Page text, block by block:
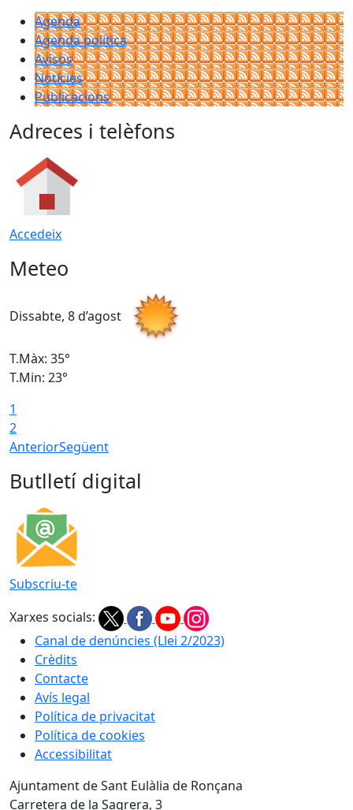
Agenda
Agenda política
Avisos
Notícies
Publicacions
Adreces i telèfons
Accedeix
Meteo
Dissabte, 8 d’agost
T.Màx: 35°
T.Min: 23°
1
2
AnteriorSegüent
Butlletí digital
Subscriu-te
Xarxes socials:
Canal de denúncies (Llei 2/2023)
Crèdits
Contacte
Avís legal
Política de privacitat
Política de cookies
Accessibilitat
Ajuntament de Sant Eulàlia de Ronçana
Carretera de la Sagrera, 3